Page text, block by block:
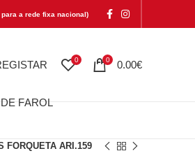
para a rede fixa nacional)
0 0 0.00€
FAROL
FORQUETA ARI.159